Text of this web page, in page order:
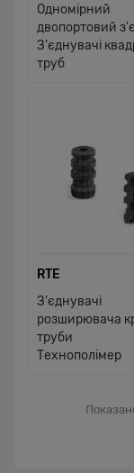
Одномірний
двопортовий
З'єднувачі
труб
RTE
З'єднувачі
розширювача
труби
Технополімер